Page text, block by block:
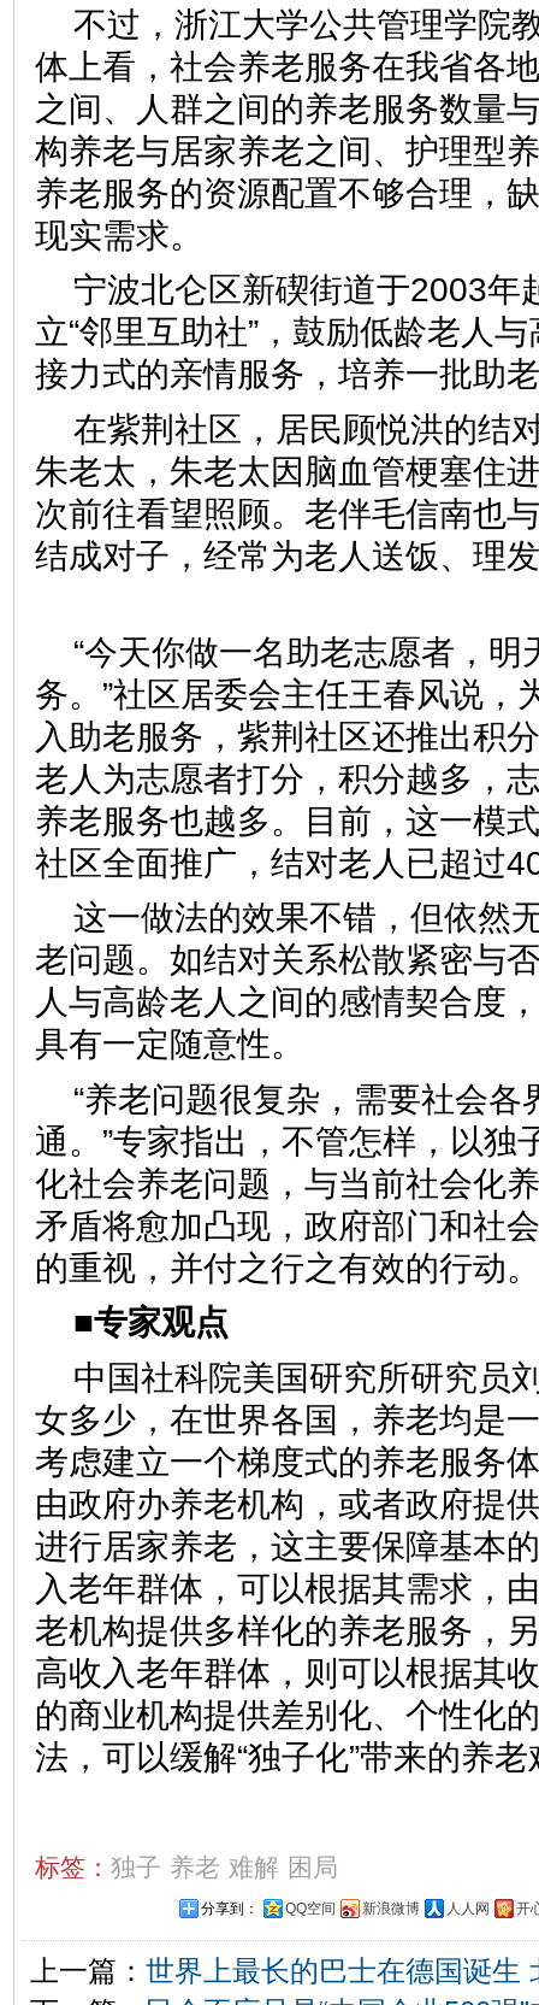
不过，浙江大学公共管理学院
体上看，社会养老服务在我省各
之间、人群之间的养老服务数量
构养老与居家养老之间、护理型
养老服务的资源配置不够合理，
现实需求。
宁波北仑区新碶街道于2003年
立“邻里互助社”，鼓励低龄老人
接力式的亲情服务，培养一批
在紫荆社区，居民顾悦洪的结
朱老太，朱老太因脑血管梗塞住
次前往看望照顾。老伴毛信南也
结成对子，经常为老人送饭、理
“今天你做一名助老志愿者，
务。”社区居委会主任王春风说，
入助老服务，紫荆社区还推出积
老人为志愿者打分，积分越多，
养老服务也越多。目前，这一模
社区全面推广，结对老人已
这一做法的效果不错，但依然
老问题。如结对关系松散紧密与
人与高龄老人之间的感情契合度
具有一定随意性。
“养老问题很复杂，需要社会
通。”专家指出，不管怎样，以独
化社会养老问题，与当前社会化
矛盾将愈加凸现，政府部门和社
的重视，并付之行之有效的
■专家观点
中国社科院美国研究所研究员
女多少，在世界各国，养老均是
考虑建立一个梯度式的养老服务
由政府办养老机构，或者政府提
进行居家养老，这主要保障基本
入老年群体，可以根据其需求，
老机构提供多样化的养老服务，
高收入老年群体，则可以根据其
的商业机构提供差别化、个性化
法，可以缓解“独子化”带来的养
标签： 独子 养老 难解 困局
分享到： QQ空间 新浪微博 人人网 开
上一篇： 世界上最长的巴士在德国诞生